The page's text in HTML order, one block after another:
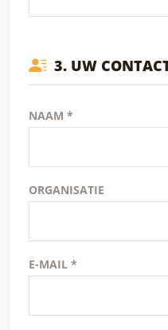
3. UW
NAAM *
ORGANISATIE
E-MAIL *